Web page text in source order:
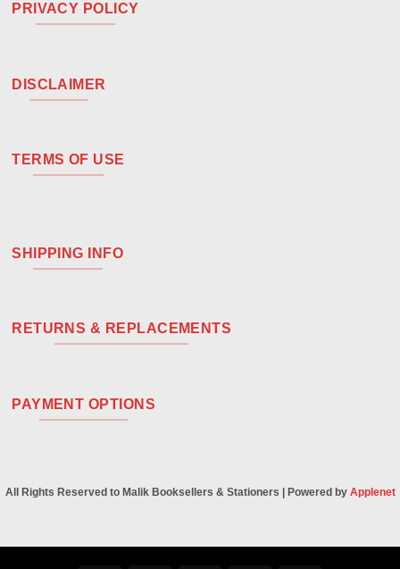
PRIVACY POLICY
DISCLAIMER
TERMS OF USE
SHIPPING INFO
RETURNS & REPLACEMENTS
PAYMENT OPTIONS
All Rights Reserved to Malik Booksellers & Stationers | Powered by Applenet